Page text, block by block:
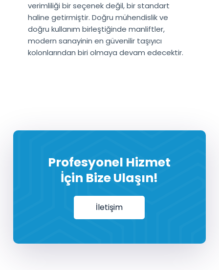
verimliliği bir seçenek değil, bir standart
haline getirmiştir. Doğru mühendislik ve
doğru kullanım birleştiğinde manliftler,
modern sanayinin en güvenilir taşıyıcı
kolonlarından biri olmaya devam edecektir.
Profesyonel Hizmet
İçin Bize Ulaşın!
İletişim